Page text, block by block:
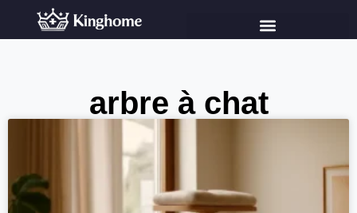
arbre à chat